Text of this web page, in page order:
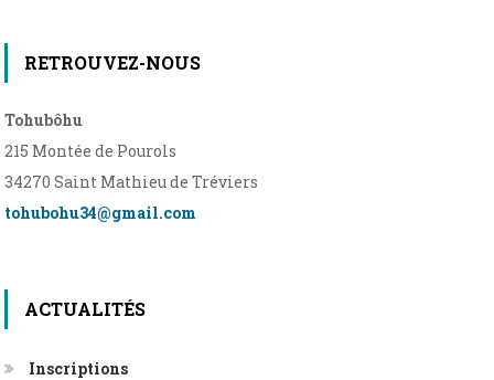
RETROUVEZ-NOUS
Tohubôhu
215 Montée de Pourols
34270 Saint Mathieu de Tréviers
tohubohu34@gmail.com
ACTUALITÉS
Inscriptions